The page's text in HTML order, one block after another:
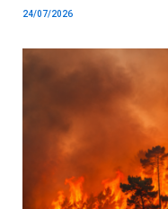
24/07/2026